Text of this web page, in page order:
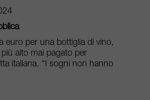
euro per una bottiglia di vino,
alto mai pagato per
italiana. “I sogni non hanno